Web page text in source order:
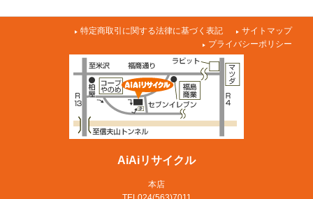
特定商取引に関する法律に基づく表記
サイトマップ
プライバシーポリシー
AiAiリサイクル
本店